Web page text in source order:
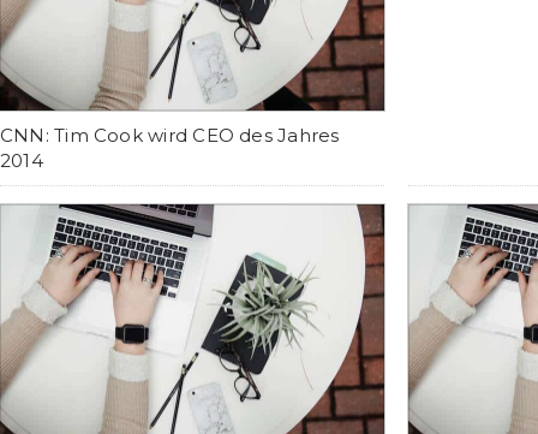
CNN: Tim Cook wird CEO des Jahres
2014